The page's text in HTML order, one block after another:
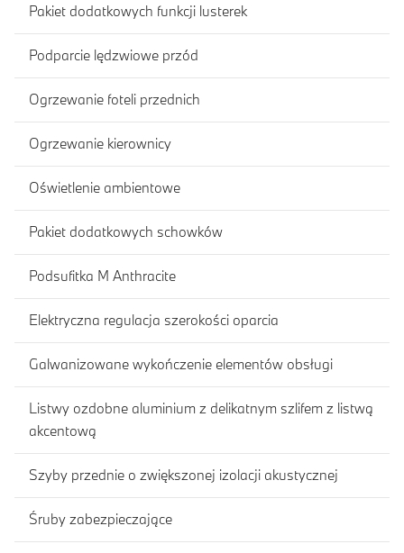
Pakiet dodatkowych funkcji lusterek
Podparcie lędzwiowe przód
Ogrzewanie foteli przednich
Ogrzewanie kierownicy
Oświetlenie ambientowe
Pakiet dodatkowych schowków
Podsufitka M Anthracite
Elektryczna regulacja szerokości oparcia
Galwanizowane wykończenie elementów obsługi
Listwy ozdobne aluminium z delikatnym szlifem z listwą
akcentową
Szyby przednie o zwiększonej izolacji akustycznej
Śruby zabezpieczające